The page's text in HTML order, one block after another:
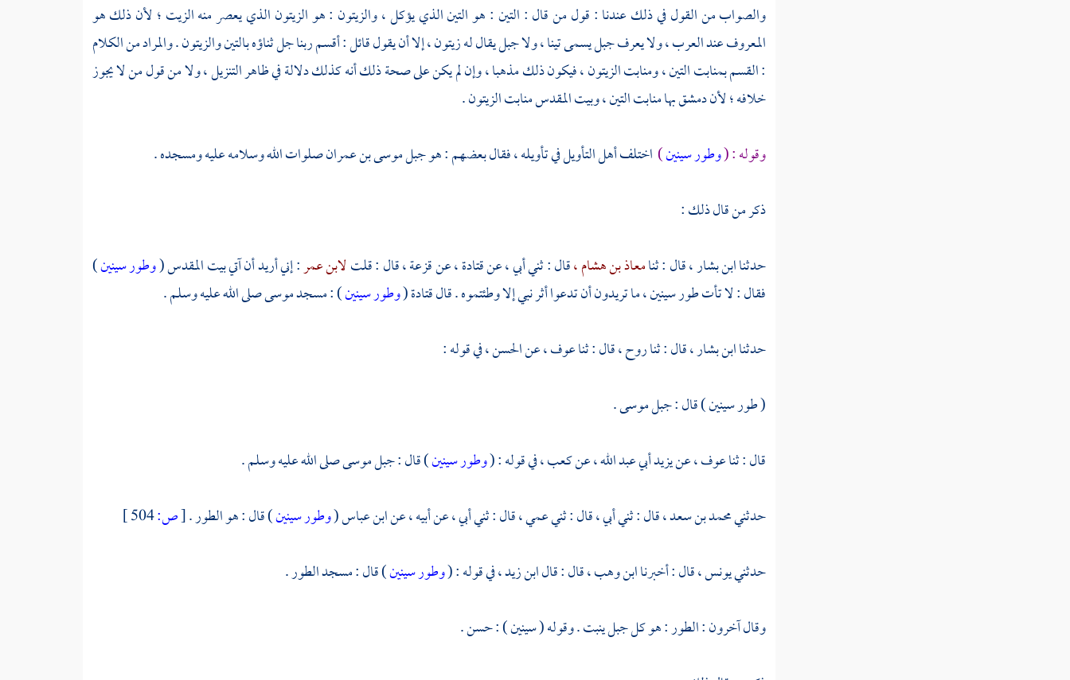
والصواب من القول في ذلك عندنا : قول من قال : التين : هو التين الذي يؤكل ، والزيتون : هو الزيتون الذي يعصر منه الزيت ؛ لأن ذلك هو
المعروف عند العرب ، ولا يعرف جبل يسمى تينا ، ولا جبل يقال له زيتون ، إلا أن يقول قائل : أقسم ربنا جل ثناؤه بالتين والزيتون . والمراد من الكلام
: القسم بمنابت التين ، ومنابت الزيتون ، فيكون ذلك مذهبا ، وإن لم يكن على صحة ذلك أنه كذلك دلالة في ظاهر التنزيل ، ولا من قول من لا يجوز
خلافه ؛ لأندمشقبها منابت التين ،وبيت المقدسمنابت الزيتون .
وقوله : (وطور سينين)اختلف أهل التأويل في تأويله ، فقال بعضهم : هو جبلموسى بن عمرانصلوات الله وسلامه عليه ومسجده .
ذكر من قال ذلك :
حدثناابن بشار ،قال : ثنامعاذ بن هشام ،قال : ثني أبي ، عنقتادة ،عنقزعة ،قال : قلتلابن عمر: إني أريد أن آتيبيت المقدس(وطور سينين)
فقال : لا تأتطور سينين ،ما تريدون أن تدعوا أثر نبي إلا وطئتموه . قالقتادة(وطور سينين) :مسجد موسىصلى الله عليه وسلم .
حدثناابن بشار ،قال : ثناروح ،قال : ثناعوف ،عنالحسن ،في قوله :
( طور سينين ) قال : جبلموسى.
قال : ثناعوف ،عنيزيد أبي عبد الله ،عنكعب ،في قوله : (وطور سينين) قال :جبل موسىصلى الله عليه وسلم .
حدثنيمحمد بن سعد ،قال : ثني أبي ، قال : ثني عمي ، قال : ثني أبي ، عن أبيه ، عنابن عباس(وطور سينين) قال : هو الطور .[ص:
حدثنييونس ،قال : أخبرناابن وهب ،قال : قالابن زيد ،في قوله : (وطور سينين) قال : مسجد الطور .
وقال آخرون : الطور : هو كل جبل ينبت . وقوله ( سينين ) : حسن .